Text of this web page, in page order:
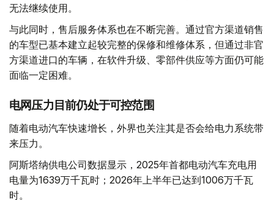
无法继续使用。
与此同时，售后服务体系也在不断完善。通过官方渠道销售
的车型已基本建立起较完整的保修和维修体系，但通过非官
方渠道进口的车辆，在软件升级、零部件供应等方面仍可能
面临一定困难。
电网压力目前仍处于可控范围
随着电动汽车快速增长，外界也关注其是否会给电力系统带
来压力。
阿斯塔纳供电公司数据显示，2025年首都电动汽车充电用
电量为1639万千瓦时；2026年上半年已达到1006万千瓦
时。